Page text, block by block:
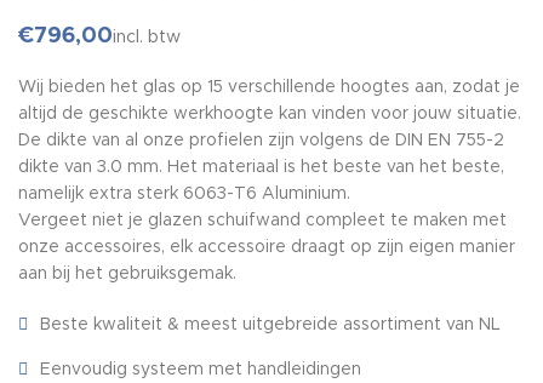
€
Wij bieden het glas op 15 verschillende hoogtes aan, zodat je
altijd de geschikte werkhoogte kan vinden voor jouw situatie.
De dikte van al onze profielen zijn volgens de DIN EN 755-2
dikte van 3.0 mm. Het materiaal is het beste van het beste,
namelijk extra sterk 6063-T6 Aluminium.
Vergeet niet je glazen schuifwand compleet te maken met
onze accessoires, elk accessoire draagt op zijn eigen manier
aan bij het gebruiksgemak.
Beste kwaliteit & meest uitgebreide assortiment van NL
Eenvoudig systeem met handleidingen